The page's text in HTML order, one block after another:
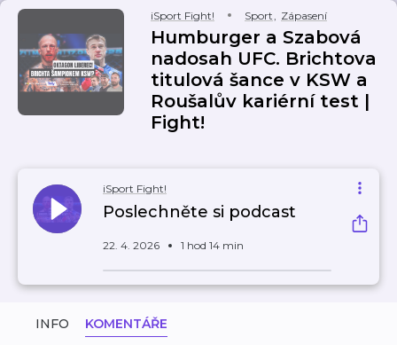
iSport Fight! Sport, Zápasení
Humburger a Szabová
nadosah UFC. Brichtova
titulová šance v KSW a
Roušalův kariérní test |
Fight!
iSport Fight!
Poslechněte si podcast
22. 4. 2026 1 hod 14 min
INFO KOMENTÁŘE